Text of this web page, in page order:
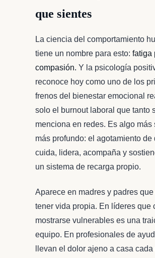
que sientes
La ciencia del comportamiento
tiene un nombre para esto: fatiga
compasión. Y la psicología
reconoce hoy como uno de los
frenos del bienestar emocional
solo el burnout laboral que tanto
menciona en redes. Es algo más
más profundo: el agotamiento de
cuida, lidera, acompaña y
un sistema de recarga propio.
Aparece en madres y padres
tener vida propia. En líderes que
mostrarse vulnerables es una
equipo. En profesionales de
llevan el dolor ajeno a casa cada